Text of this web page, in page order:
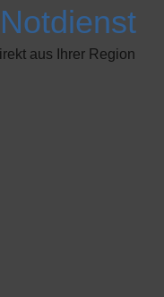
aus Ihrer Region